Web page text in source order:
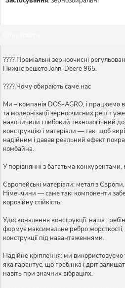
???? Преміальні зерноочисні
Нижнє решето John-Deere 965.
???? Чому обирають саме нас
Ми – компанія DOS-AGRO, і працюємо
та модернізації зерноочисних решіт
накопичили глибокий технологічний
конструкцію і матеріали — так, щоб
надійним і давав реальний ефект
комбайна.
У порівнянні з багатьма
Європейські матеріали: метал з
Німеччини — саме такі компоненти
корозійну стійкість.
Удосконалення конструкції: наша
формує максимальне ребро жорсткості,
конструкції під навантаженнями.
Надійне кріплення: ми використовуємо
яка гарантує, що гребінка і дріт
навіть при значних вібраціях.